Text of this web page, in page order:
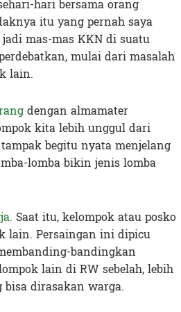
hari bersama orang
itu yang pernah saya
mas-mas KKN di suatu
mulai dari masalah
lain.
dengan almamater
kita lebih unggul dari
begitu nyata menjelang
lomba bikin jenis lomba
Saat itu, kelompok atau posko
lain. Persaingan ini dipicu
bandingkan
lain di RW sebelah, lebih
dirasakan warga.